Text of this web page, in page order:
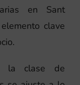
en Sant
clave
la clase de